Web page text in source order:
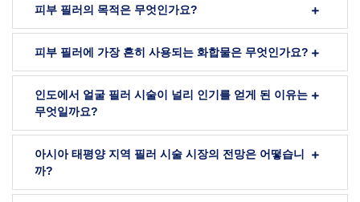
피부 필러의 목적은 무엇인가요?
피부 필러에 가장 흔히 사용되는 화합물은 무엇인가요?
인도에서 얼굴 필러 시술이 널리 인기를 얻게 된 이유는
무엇일까요?
아시아 태평양 지역 필러 시술 시장의 전망은 어떻습니
까?